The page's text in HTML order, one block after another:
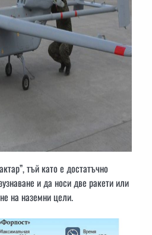
тъй като е достатъчно
и да носи две ракети или
на наземни цели.